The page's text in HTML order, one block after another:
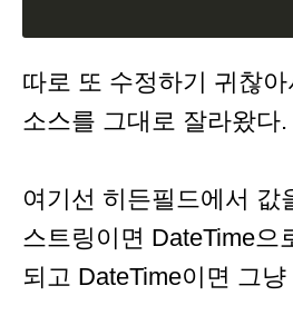
따로 또 수정하기 귀찮
소스를 그대로 잘라왔다.
여기선 히든필드에서 값
스트링이면 DateTime으
되고 DateTime이면 그